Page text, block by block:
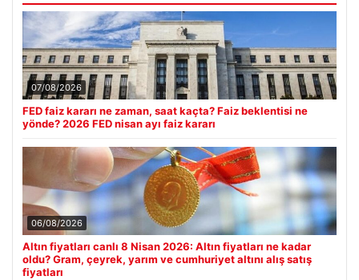
07/08/2026
FED faiz kararı ne zaman, saat kaçta? Faiz beklentisi ne
yönde? 2026 FED nisan ayı faiz kararı
06/08/2026
Altın fiyatları canlı 8 Nisan 2026: Altın fiyatları ne kadar
oldu? Gram, çeyrek, yarım ve cumhuriyet altını alış satış
fiyatları